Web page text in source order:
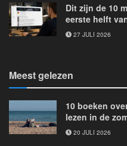
Dit zijn de 10
eerste helft
27 JULI 2026
Meest gelezen
10 boeken
lezen in de
20 JULI 2026